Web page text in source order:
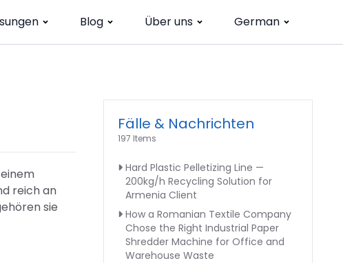
Blog Über uns German
reich an
sie
Fälle & Nachrichten
197 Items
Hard Plastic Pelletizing Line —
200kg/h Recycling Solution for
Armenia Client
How a Romanian Textile Company
Chose the Right Industrial Paper
Shredder Machine for Office and
Warehouse Waste